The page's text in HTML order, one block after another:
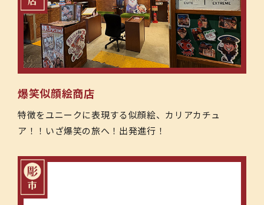
爆笑似顔絵商店
特徴をユニークに表現する似顔絵、カリアカチュ
ア！！いざ爆笑の旅へ！出発進行！